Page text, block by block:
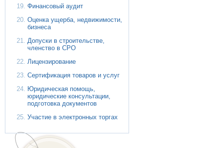
Финансовый аудит
Оценка ущерба, недвижимости,
бизнеса
Допуски в строительстве,
членство в СРО
Лицензирование
Сертификация товаров и услуг
Юридическая помощь,
юридические консультации,
подготовка документов
Участие в электронных торгах